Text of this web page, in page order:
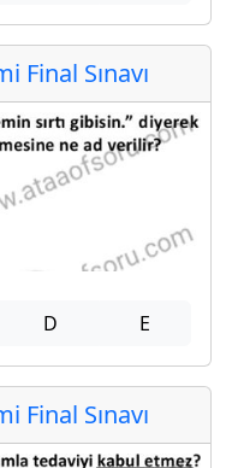
Final Sınavı
D E
Final Sınavı